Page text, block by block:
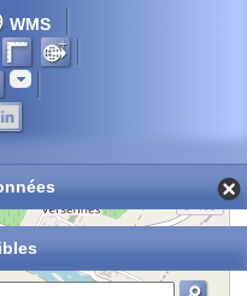
WMS
Adresse